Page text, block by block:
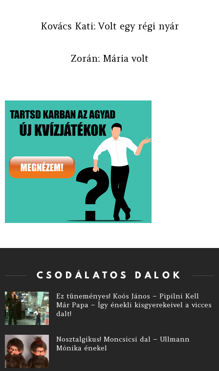
Kovács Kati: Volt egy régi nyár
Zorán: Mária volt
CSODÁLATOS DALOK
Ez tüneményes! Koós János – Pipilni Kell
Már Papa – Így énekli kisgyerekeivel a vicces
dalt!
Nosztalgikus! Moncsicsi dal – Ullmann
Mónika énekel